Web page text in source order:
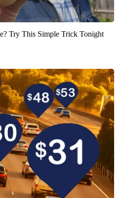
Try This Simple Trick Tonight